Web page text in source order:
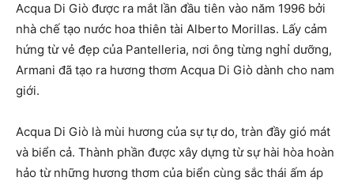
Acqua Di Giò được ra mắt lần đầu tiên vào năm 1996 bởi
nhà chế tạo nước hoa thiên tài Alberto Morillas. Lấy cảm
hứng từ vẻ đẹp của Pantelleria, nơi ông từng nghỉ dưỡng,
Armani đã tạo ra hương thơm Acqua Di Giò dành cho nam
giới.
Acqua Di Giò là mùi hương của sự tự do, tràn đầy gió mát
và biển cả. Thành phần được xây dựng từ sự hài hòa hoàn
hảo từ những hương thơm của biển cùng sắc thái ấm áp